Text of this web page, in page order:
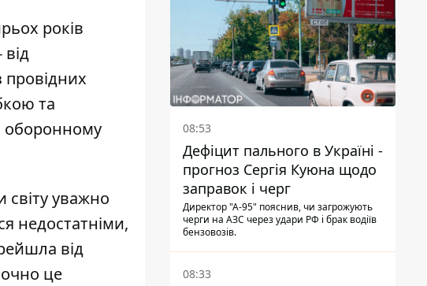
років
провідних
та
оборонному
світу уважно
недостатніми,
від
це
08:53
Дефіцит пального в Україні -
прогноз Сергія Куюна щодо
заправок і черг
Директор "А-95" пояснив, чи загрожують
черги на АЗС через удари РФ і брак водіїв
бензовозів.
08:33